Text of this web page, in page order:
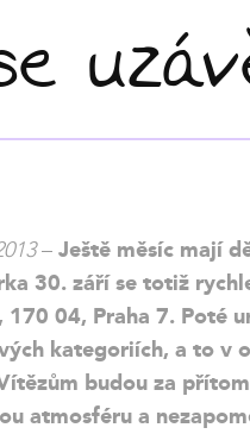
– Ještě měsíc mají
30. září se totiž
170 04, Praha 7.
kategoriích, a to v
budou za
atmosféru a